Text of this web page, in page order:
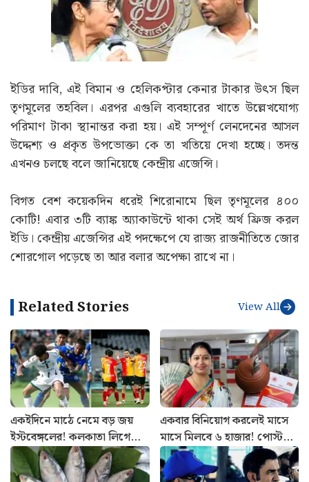
ইডির দাবি, এই বিমান ও হেলিকপ্টার কেনার টাকার উৎস ছিল
তৃণমূলের তহবিল। এরপর এগুলি ব্যবহারের খাতে উল্লেখযোগ্য
পরিমাণ টাকা স্থানান্তর করা হয়। এই সম্পূর্ণ লেনদেনের আসল
উদ্দেশ্য ও প্রকৃত উপভোক্তা কে তা খতিয়ে দেখা হচ্ছে। তদন্ত
এখনও চলছে বলে জানিয়েছে কেন্দ্রীয় এজেন্সি।
বিগত বেশ কয়েকদিন ধরেই শিরোনামে ছিল তৃণমূলের ৪০০
কোটি! এবার ৩টি ব্যাঙ্ক অ্যাকাউন্টে থাকা সেই অর্থ ফ্রিজ করল
ইডি। কেন্দ্রীয় এজেন্সির এই পদক্ষেপে যে রাজ্য রাজনীতিতে জোর
শোরগোল পড়েছে তা আর বলার অপেক্ষা রাখে না।
Related Stories View All
একইদিনে মাঠে নেমে বড় জয়
ইস্টবেঙ্গলের! কলকাতা লিগে
আবারও ধাক্কা মোহনবাগানের
একবার বিনিয়োগ করলেই মাসে
মাসে মিলবে ৬ হাজার! পোস্ট
অফিসের এই বাম্পার স্কিমের
হিসাব বুঝুন